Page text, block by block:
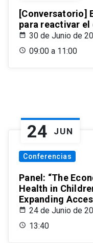
[Conversatorio]
para reactivar
30 de Junio de
09:00 a 11:00
24 JUN
Conferencias
Panel: “The
Health in
Expanding
24 de Junio de
13:40